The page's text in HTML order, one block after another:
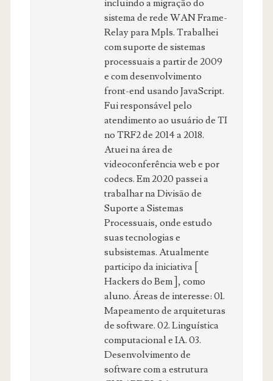
incluindo a migração do
sistema de rede WAN Frame-
Relay para Mpls. Trabalhei
com suporte de sistemas
processuais a partir de 2009
e com desenvolvimento
front-end usando JavaScript.
Fui responsável pelo
atendimento ao usuário de TI
no TRF2 de 2014 a 2018.
Atuei na área de
videoconferência web e por
codecs. Em 2020 passei a
trabalhar na Divisão de
Suporte a Sistemas
Processuais, onde estudo
suas tecnologias e
subsistemas. Atualmente
participo da iniciativa [
Hackers do Bem ], como
aluno. Áreas de interesse: 01.
Mapeamento de arquiteturas
de software. 02. Linguística
computacional e IA. 03.
Desenvolvimento de
software com a estrutura